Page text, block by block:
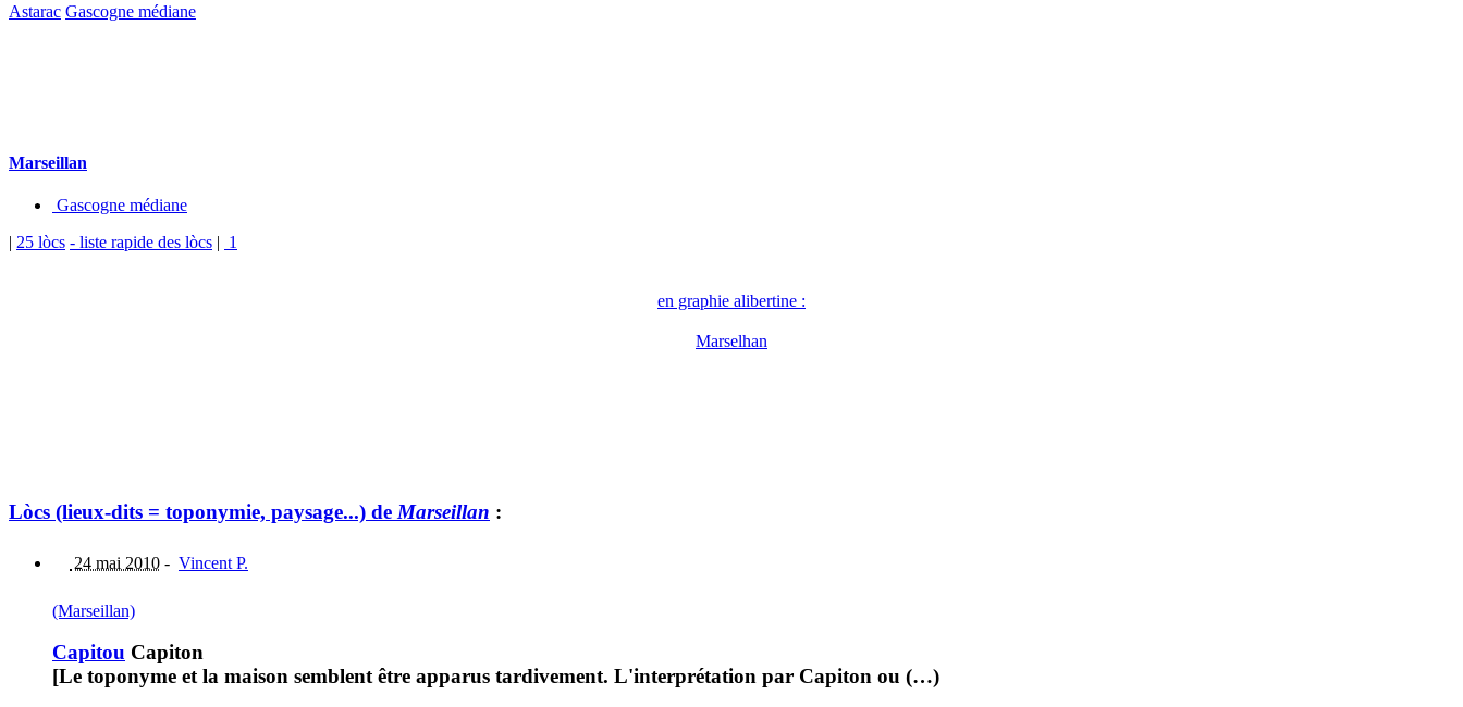
Astarac Gascogne médiane
Marseillan
Gascogne médiane
| 25 lòcs - liste rapide des lòcs | 1
en graphie alibertine :
Marselhan
Lòcs (lieux-dits = toponymie, paysage...) de Marseillan :
24 mai 2010 - Vincent P.
(Marseillan)
Capitou Capiton
[Le toponyme et la maison semblent être apparus tardivement. L'interprétation par Capiton ou (…)